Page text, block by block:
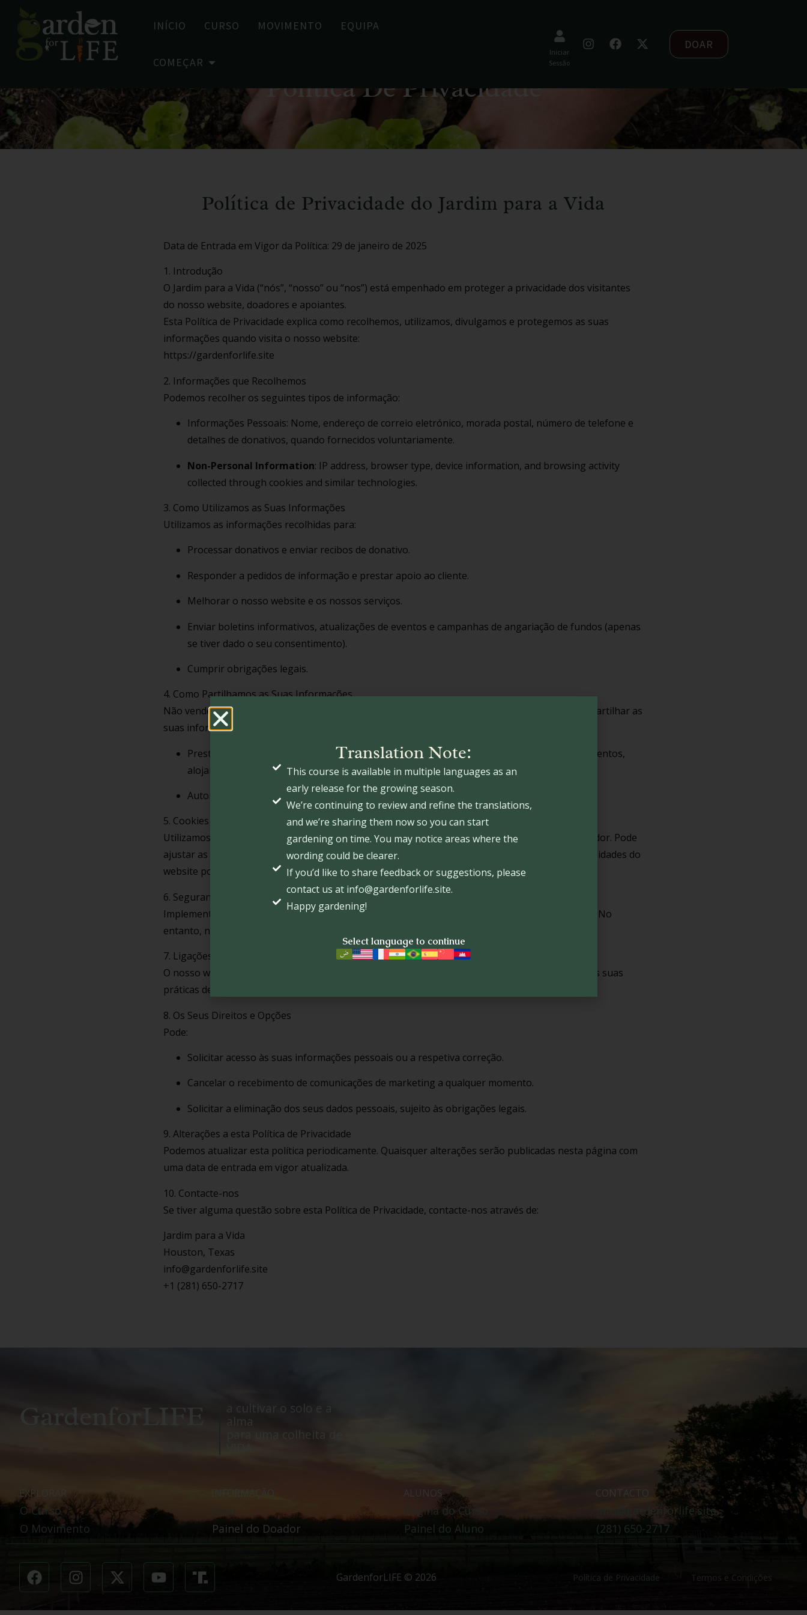
Iniciar
Sessão
DOAR
INÍCIO CURSO MOVIMENTO EQUIPA
COMEÇAR
Política De Privacidade
Política de Privacidade do Jardim para a Vida
Data de Entrada em Vigor da Política: 29 de janeiro de 2025
1. Introdução
O Jardim para a Vida (“nós”, “nosso” ou “nos”) está empenhado em proteger a privacidade dos visitantes
do nosso website, doadores e apoiantes.
Esta Política de Privacidade explica como recolhemos, utilizamos, divulgamos e protegemos as suas
informações quando visita o nosso website:
https://gardenforlife.site
2. Informações que Recolhemos
Podemos recolher os seguintes tipos de informação:
Informações Pessoais: Nome, endereço de correio eletrónico, morada postal, número de telefone e
detalhes de donativos, quando fornecidos voluntariamente.
Non-Personal Information: IP address, browser type, device information, and browsing activity
collected through cookies and similar technologies.
3. Como Utilizamos as Suas Informações
Utilizamos as informações recolhidas para:
Processar donativos e enviar recibos de donativo.
Responder a pedidos de informação e prestar apoio ao cliente.
Melhorar o nosso website e os nossos serviços.
Enviar boletins informativos, atualizações de eventos e campanhas de angariação de fundos (apenas
se tiver dado o seu consentimento).
Cumprir obrigações legais.
4. Como Partilhamos as Suas Informações
Não vendemos, trocamos nem alugamos as suas informações pessoais. No entanto, podemos partilhar as
suas informações com:
Prestadores de Serviços: Fornecedores terceiros que auxiliam no processamento de pagamentos,
alojamento do website ou comunicações por correio eletrónico.
Autoridades Legais: Quando exigido por lei ou para proteger os nossos direitos legais.
5. Cookies e Tecnologias de Rastreio
Utilizamos cookies e tecnologias de rastreio semelhantes para melhorar a experiência do utilizador. Pode
ajustar as definições do seu navegador para desativar os cookies; no entanto, algumas funcionalidades do
website poderão não funcionar corretamente.
6. Segurança dos Dados
Implementamos medidas de segurança adequadas para proteger as suas informações pessoais. No
entanto, nenhum método de transmissão pela Internet é 100 % seguro.
7. Ligações a Terceiros
O nosso website pode conter ligações para websites de terceiros. Não somos responsáveis pelas suas
práticas de privacidade e recomendamos que consulte as respetivas políticas.
8. Os Seus Direitos e Opções
Pode:
Solicitar acesso às suas informações pessoais ou a respetiva correção.
Cancelar o recebimento de comunicações de marketing a qualquer momento.
Solicitar a eliminação dos seus dados pessoais, sujeito às obrigações legais.
9. Alterações a esta Política de Privacidade
Podemos atualizar esta política periodicamente. Quaisquer alterações serão publicadas nesta página com
uma data de entrada em vigor atualizada.
10. Contacte-nos
Se tiver alguma questão sobre esta Política de Privacidade, contacte-nos através de:
Jardim para a Vida
Houston, Texas
info@gardenforlife.site
+1 (281) 650-2717
GardenforLIFE
a cultivar o solo e a
alma
para uma colheita de
EXPLORAR
O Curso
O Movimento
INFORMAÇÃO
Painel do Doador
ALUNOS
Página do Curso
Painel do Aluno
CONTACTO
info@gardenforlife.site
(281) 650-2717
GardenforLIFE © 2026 Política de Privacidade Termos e Condições
Translation Note:
This course is available in multiple languages as an
early release for the growing season.
We’re continuing to review and refine the translations,
and we’re sharing them now so you can start
gardening on time. You may notice areas where the
wording could be clearer.
If you’d like to share feedback or suggestions, please
contact us at info@gardenforlife.site.
Happy gardening!
Select language to continue